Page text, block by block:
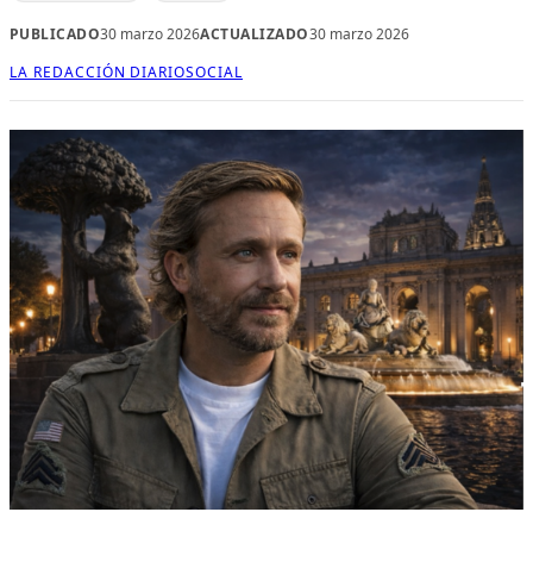
PUBLICADO30 marzo 2026ACTUALIZADO30 marzo 2026
LA REDACCIÓN DIARIOSOCIAL